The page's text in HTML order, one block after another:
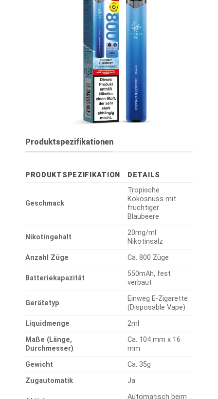
Produktspezifikationen
PRODUKTSPEZIFIKATION DETAILS
Geschmack
Tropische
Kokosnuss mit
fruchtiger
Blaubeere
Nikotingehalt
20mg/ml
Nikotinsalz
Anzahl Züge
Ca. 800 Züge
Batteriekapazität
550mAh, fest
verbaut
Gerätetyp
Einweg E-Zigarette
(Disposable Vape)
Liquidmenge
2ml
Maße (Länge,
Durchmesser)
Ca. 104 mm x 16
mm
Gewicht
Ca. 35g
Zugautomatik
Ja
Automatisch beim